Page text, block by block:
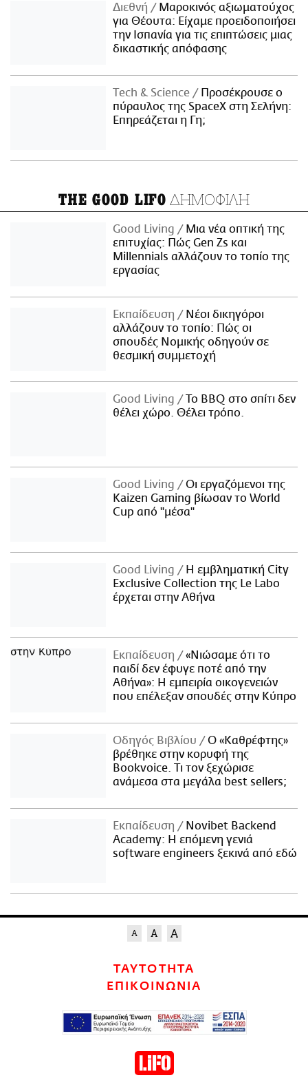
Διεθνή
Μαροκινός αξιωματούχος
για Θέουτα: Είχαμε προειδοποιήσει
την Ισπανία για τις επιπτώσεις μιας
δικαστικής απόφασης
Τech & Science
Προσέκρουσε ο
πύραυλος της SpaceX στη Σελήνη:
Επηρεάζεται η Γη;
THE GOOD LIFO ΔΗΜΟΦΙΛΗ
Good Living
Μια νέα οπτική της
επιτυχίας: Πώς Gen Zs και
Millennials αλλάζουν το τοπίο της
εργασίας
Εκπαίδευση
Νέοι δικηγόροι
αλλάζουν το τοπίο: Πώς οι
σπουδές Νομικής οδηγούν σε
θεσμική συμμετοχή
Good Living
Το BBQ στο σπίτι δεν
θέλει χώρο. Θέλει τρόπο.
Good Living
Οι εργαζόμενοι της
Kaizen Gaming βίωσαν το World
Cup από "μέσα"
Good Living
Η εμβληματική City
Exclusive Collection της Le Labo
έρχεται στην Αθήνα
Εκπαίδευση
«Νιώσαμε ότι το
παιδί δεν έφυγε ποτέ από την
Αθήνα»: Η εμπειρία οικογενειών
που επέλεξαν σπουδές στην Κύπρο
Οδηγός Βιβλίου
Ο «Καθρέφτης»
βρέθηκε στην κορυφή της
Bookvoice. Τι τον ξεχώρισε
ανάμεσα στα μεγάλα best sellers;
Εκπαίδευση
Novibet Backend
Academy: Η επόμενη γενιά
software engineers ξεκινά από εδώ
ΤΑΥΤΟΤΗΤΑ
ΕΠΙΚΟΙΝΩΝΙΑ